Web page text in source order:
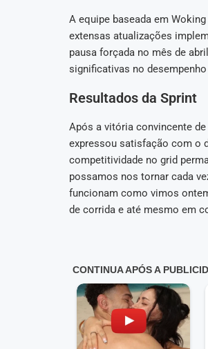
A equipe baseada em
extensas atualizações
pausa forçada no mês de
significativas no
Resultados da Sprint
Após a vitória convincente
expressou satisfação com o
competitividade no grid
possamos nos tornar cada
funcionam como vimos
de corrida e até mesmo em